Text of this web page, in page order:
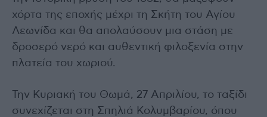
χόρτα της εποχής μέχρι τη Σκήτη του Αγίου
Λεωνίδα και θα απολαύσουν μια στάση με
δροσερό νερό και αυθεντική φιλοξενία στην
πλατεία του χωριού.
Την Κυριακή του Θωμά, 27 Απριλίου, το ταξίδι
συνεχίζεται στη Σπηλιά Κολυμβαρίου, όπου